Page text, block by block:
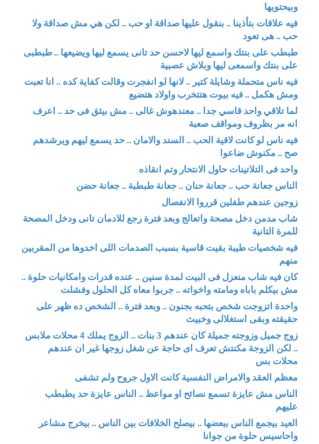
وبيحتويها
فيه علاقات بتأذينا .. بنقول عليها صداقة او حب .. لكن هي مش صداقة ولا
حب .. هى تعود
طبطب على بنتك واسمع ليها لاحسن حد تانى يسمع ليها ويضيعها .. طبطبى
على بنتك واسمعى ليها وبلاش عصبية
فيه ناس متحملة وشايلة كتير .. لانها لو انفجرت وقالت كفاية كده .. انا تعبت
ومش هكمل .. فيه بيوت هتتخرب واولاد هتضيع
لما تلاقي واحد قاسي جدا .. معندهوش غالى .. مش بيثق فى حد .. اعرف
انه مر بظروف ومواقف صعبة
فيه ناس لو كانت لاقية الحب .. السند والامان .. حد يسمع ليهم ويرشدهم
صح .. مكنوش ضاعوا
واحد فى التلاتينات حاول الانتحار وتم انقاذه
الناس جعانة حب .. جعانة حنان .. جعانة طبطبة .. جعانة حضن
زوجين عندهم طفلين قرروا الانفصال
شاب مدمن دخل مصحة واتعالج وبعد فترة رجع للادمان تانى ودخل المصحة
للمرة التانية
فيه شخصيات طيبة بقيت قاسية بسبب الصدمات اللى اخدوها من المقربين
منهم
كان فيه شاب منعزل فى البيت لمدة سنين .. عنده قدرات وامكانيات حلوة ..
مش بيكلم باباه ومامته واخواته .. جربوا معاه كل الحلول وفشلت
واحدة اتزوجت شخص بتحبه بجنون .. وبعد فترة .. الشخص ده ظهر على
حقيقته وبقى استغلالى وخبيث
زوج جميل وزوجته جميلة كان عندهم 3 بنات .. الزوج يملك 4 محلات ملابس
.. لكن الزوجة مكنتش تعرف اى حاجة عن شغل زوجها غير ان عندهم
محلات بس
معظم العقد والامراض النفسية كانت الاول جروح ولم تشفى
الناس مش عايزة تسمع نصائح او مواعظ .. الناس عايزة حد يطبطب
عليهم
العيد بيجمع الناس ببعضها .. بيصلح الخلافات بين الناس .. بيخرج مشاعر
واحاسيس حلوة من جوانا